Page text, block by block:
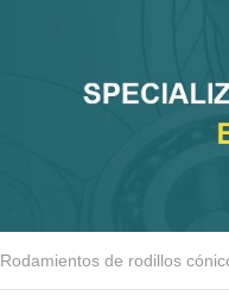
Rodamientos de rodillos